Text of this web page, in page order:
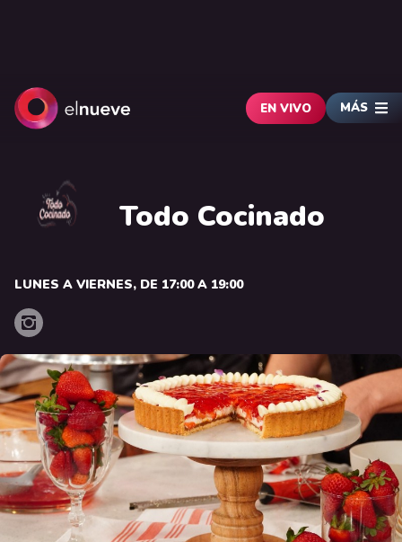
EN VIVO MÁS
Todo Cocinado
LUNES A VIERNES, DE 17:00 A 19:00